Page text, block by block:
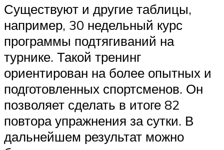
Существуют и другие таблицы,
например, 30 недельный курс
программы подтягиваний на
турнике. Такой тренинг
ориентирован на более опытных и
подготовленных спортсменов. Он
позволяет сделать в итоге 82
повтора упражнения за сутки. В
дальнейшем результат можно